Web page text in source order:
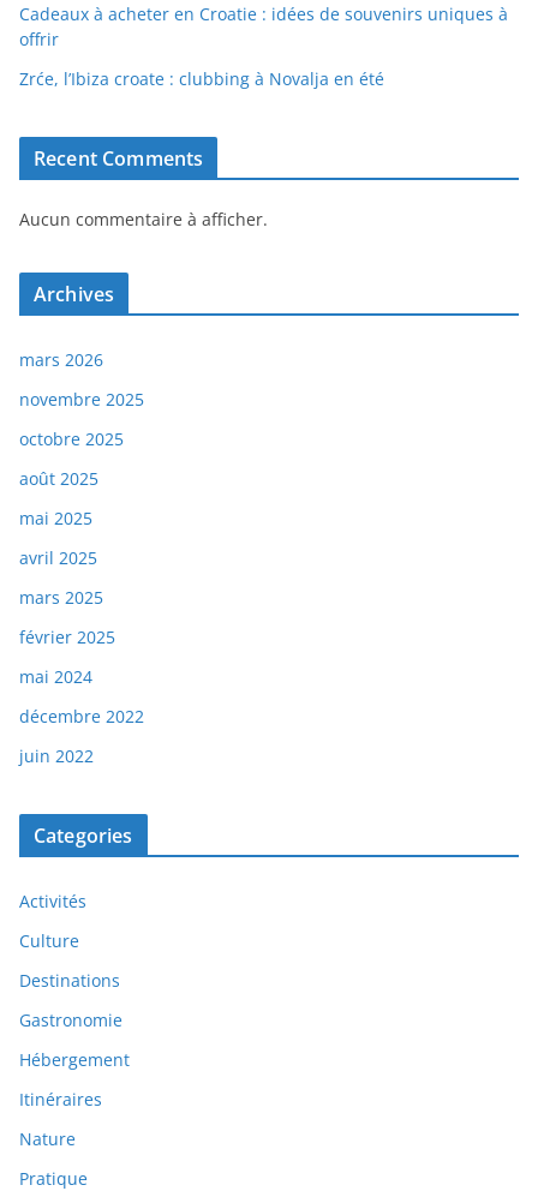
Cadeaux à acheter en Croatie : idées de souvenirs uniques à
offrir
Zrće, l’Ibiza croate : clubbing à Novalja en été
Recent Comments
Aucun commentaire à afficher.
Archives
mars 2026
novembre 2025
octobre 2025
août 2025
mai 2025
avril 2025
mars 2025
février 2025
mai 2024
décembre 2022
juin 2022
Categories
Activités
Culture
Destinations
Gastronomie
Hébergement
Itinéraires
Nature
Pratique